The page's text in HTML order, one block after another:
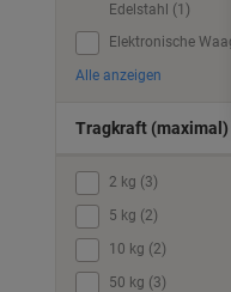
Edelstahl (1)
Elektronische
Alle anzeigen
Tragkraft (maximal)
2 kg (3)
5 kg (2)
10 kg (2)
50 kg (3)